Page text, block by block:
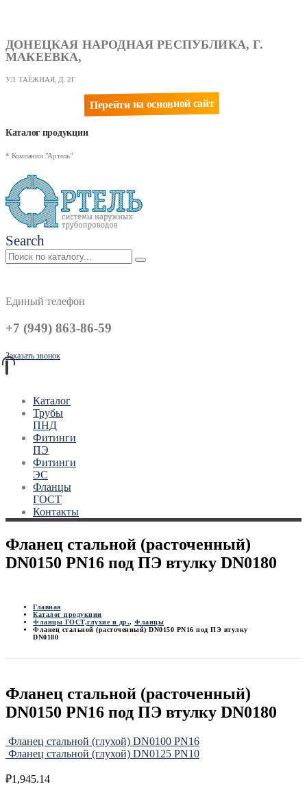
ДОНЕЦКАЯ НАРОДНАЯ РЕСПУБЛИКА, Г.
МАКЕЕВКА,
УЛ. ТАЁЖНАЯ, Д. 2Г
Перейти на основной сайт
Каталог продукции
* Компании "Артель"
Search
Единый телефон
+7 (949) 863-86-59
Заказать звонок
Каталог
Трубы
ПНД
Фитинги
ПЭ
Фитинги
ЭС
Фланцы
ГОСТ
Контакты
Фланец стальной (расточенный)
DN0150 PN16 под ПЭ втулку DN0180
Главная
Каталог продукции
Фланцы ГОСТ,глухие и др., Фланцы
Фланец стальной (расточенный) DN0150 PN16 под ПЭ втулку
DN0180
Фланец стальной (расточенный)
DN0150 PN16 под ПЭ втулку DN0180
Фланец стальной (глухой) DN0100 PN16
Фланец стальной (глухой) DN0125 PN10
₽1,945.14